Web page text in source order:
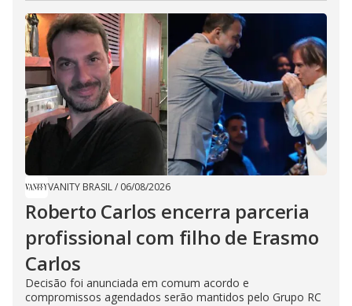
VANITY BRASIL/ 06/08/2026
Roberto Carlos encerra parceria
profissional com filho de Erasmo
Carlos
Decisão foi anunciada em comum acordo e
compromissos agendados serão mantidos pelo Grupo RC